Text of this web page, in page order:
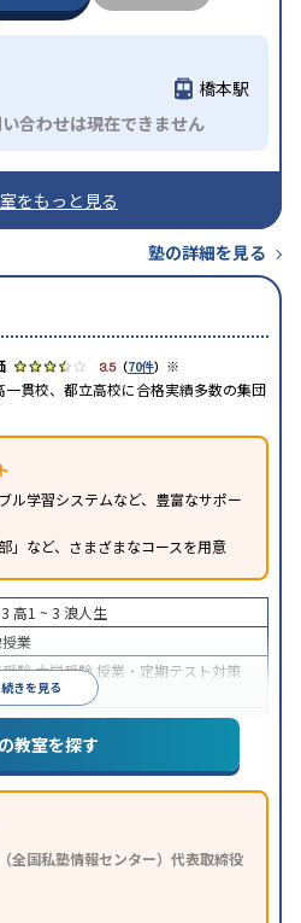
橋本駅
合わせは現在できません
をもっと見る
塾の詳細を見る
3.5（70件） ※
一貫校、都立高校に合格実績多数の集団
ル学習システムなど、豊富なサポー
」など、さまざまなコースを用意
続きを見る
高1 ~ 3 浪人生
業
験大学受験 授業・定期テスト対策
対応特待生・奨学金制度あり季節
可
の集団塾アンケート調査方法を参照
教室を探す
全国私塾情報センター）代表取締役